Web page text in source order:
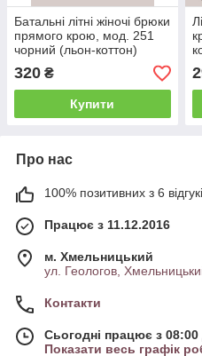
Батальні літні жіночі брюки
прямого крою, мод. 251
чорний (льон-коттон)
320 ₴
Купити
Про нас
100% позитивних з 6
Працює з 11.12.2016
м. Хмельницький
ул. Геологов,
Контакти
Сьогодні працює з
Показати весь графік